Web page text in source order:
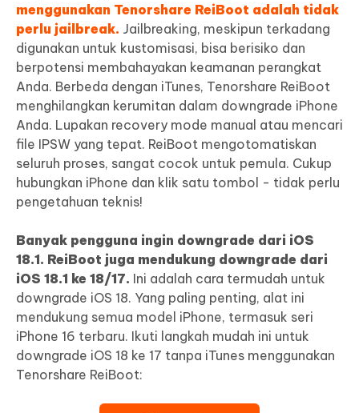
menggunakan Tenorshare ReiBoot adalah tidak
perlu jailbreak. Jailbreaking, meskipun terkadang
digunakan untuk kustomisasi, bisa berisiko dan
berpotensi membahayakan keamanan perangkat
Anda. Berbeda dengan iTunes, Tenorshare ReiBoot
menghilangkan kerumitan dalam downgrade iPhone
Anda. Lupakan recovery mode manual atau mencari
file IPSW yang tepat. ReiBoot mengotomatiskan
seluruh proses, sangat cocok untuk pemula. Cukup
hubungkan iPhone dan klik satu tombol - tidak perlu
pengetahuan teknis!
Banyak pengguna ingin downgrade dari iOS
18.1. ReiBoot juga mendukung downgrade dari
iOS 18.1 ke 18/17. Ini adalah cara termudah untuk
downgrade iOS 18. Yang paling penting, alat ini
mendukung semua model iPhone, termasuk seri
iPhone 16 terbaru. Ikuti langkah mudah ini untuk
downgrade iOS 18 ke 17 tanpa iTunes menggunakan
Tenorshare ReiBoot: